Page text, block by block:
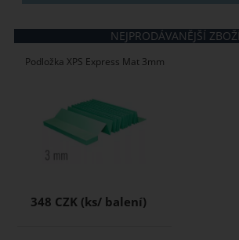
NEJPRODÁVANĚJŠÍ
Podložka XPS Express Mat 3mm
348 CZK